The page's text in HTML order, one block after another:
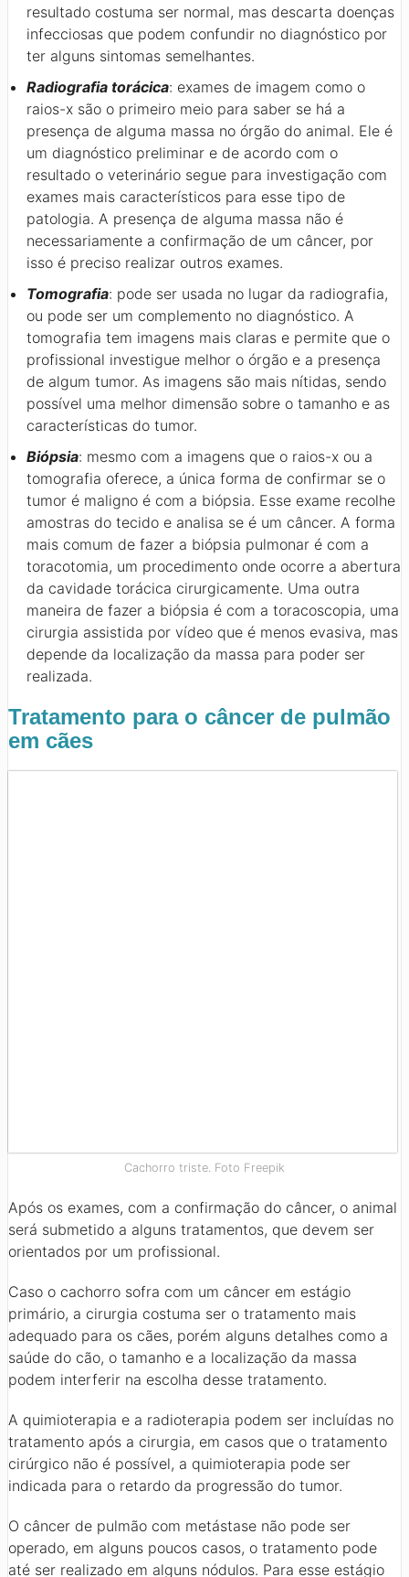
resultado costuma ser normal, mas descarta doenças
infecciosas que podem confundir no diagnóstico por
ter alguns sintomas semelhantes.
Radiografia torácica: exames de imagem como o
raios-x são o primeiro meio para saber se há a
presença de alguma massa no órgão do animal. Ele é
um diagnóstico preliminar e de acordo com o
resultado o veterinário segue para investigação com
exames mais característicos para esse tipo de
patologia. A presença de alguma massa não é
necessariamente a confirmação de um câncer, por
isso é preciso realizar outros exames.
Tomografia: pode ser usada no lugar da radiografia,
ou pode ser um complemento no diagnóstico. A
tomografia tem imagens mais claras e permite que o
profissional investigue melhor o órgão e a presença
de algum tumor. As imagens são mais nítidas, sendo
possível uma melhor dimensão sobre o tamanho e as
características do tumor.
Biópsia: mesmo com a imagens que o raios-x ou a
tomografia oferece, a única forma de confirmar se o
tumor é maligno é com a biópsia. Esse exame recolhe
amostras do tecido e analisa se é um câncer. A forma
mais comum de fazer a biópsia pulmonar é com a
toracotomia, um procedimento onde ocorre a abertura
da cavidade torácica cirurgicamente. Uma outra
maneira de fazer a biópsia é com a toracoscopia, uma
cirurgia assistida por vídeo que é menos evasiva, mas
depende da localização da massa para poder ser
realizada.
Tratamento para o câncer de pulmão
em cães
Cachorro triste. Foto Freepik
Após os exames, com a confirmação do câncer, o animal
será submetido a alguns tratamentos, que devem ser
orientados por um profissional.
Caso o cachorro sofra com um câncer em estágio
primário, a cirurgia costuma ser o tratamento mais
adequado para os cães, porém alguns detalhes como a
saúde do cão, o tamanho e a localização da massa
podem interferir na escolha desse tratamento.
A quimioterapia e a radioterapia podem ser incluídas no
tratamento após a cirurgia, em casos que o tratamento
cirúrgico não é possível, a quimioterapia pode ser
indicada para o retardo da progressão do tumor.
O câncer de pulmão com metástase não pode ser
operado, em alguns poucos casos, o tratamento pode
até ser realizado em alguns nódulos. Para esse estágio